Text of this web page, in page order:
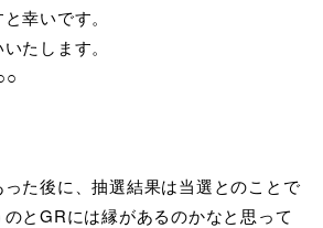
幸いです。
たします。
た後に、抽選結果は当選とのことで
とGRには縁があるのかなと思って